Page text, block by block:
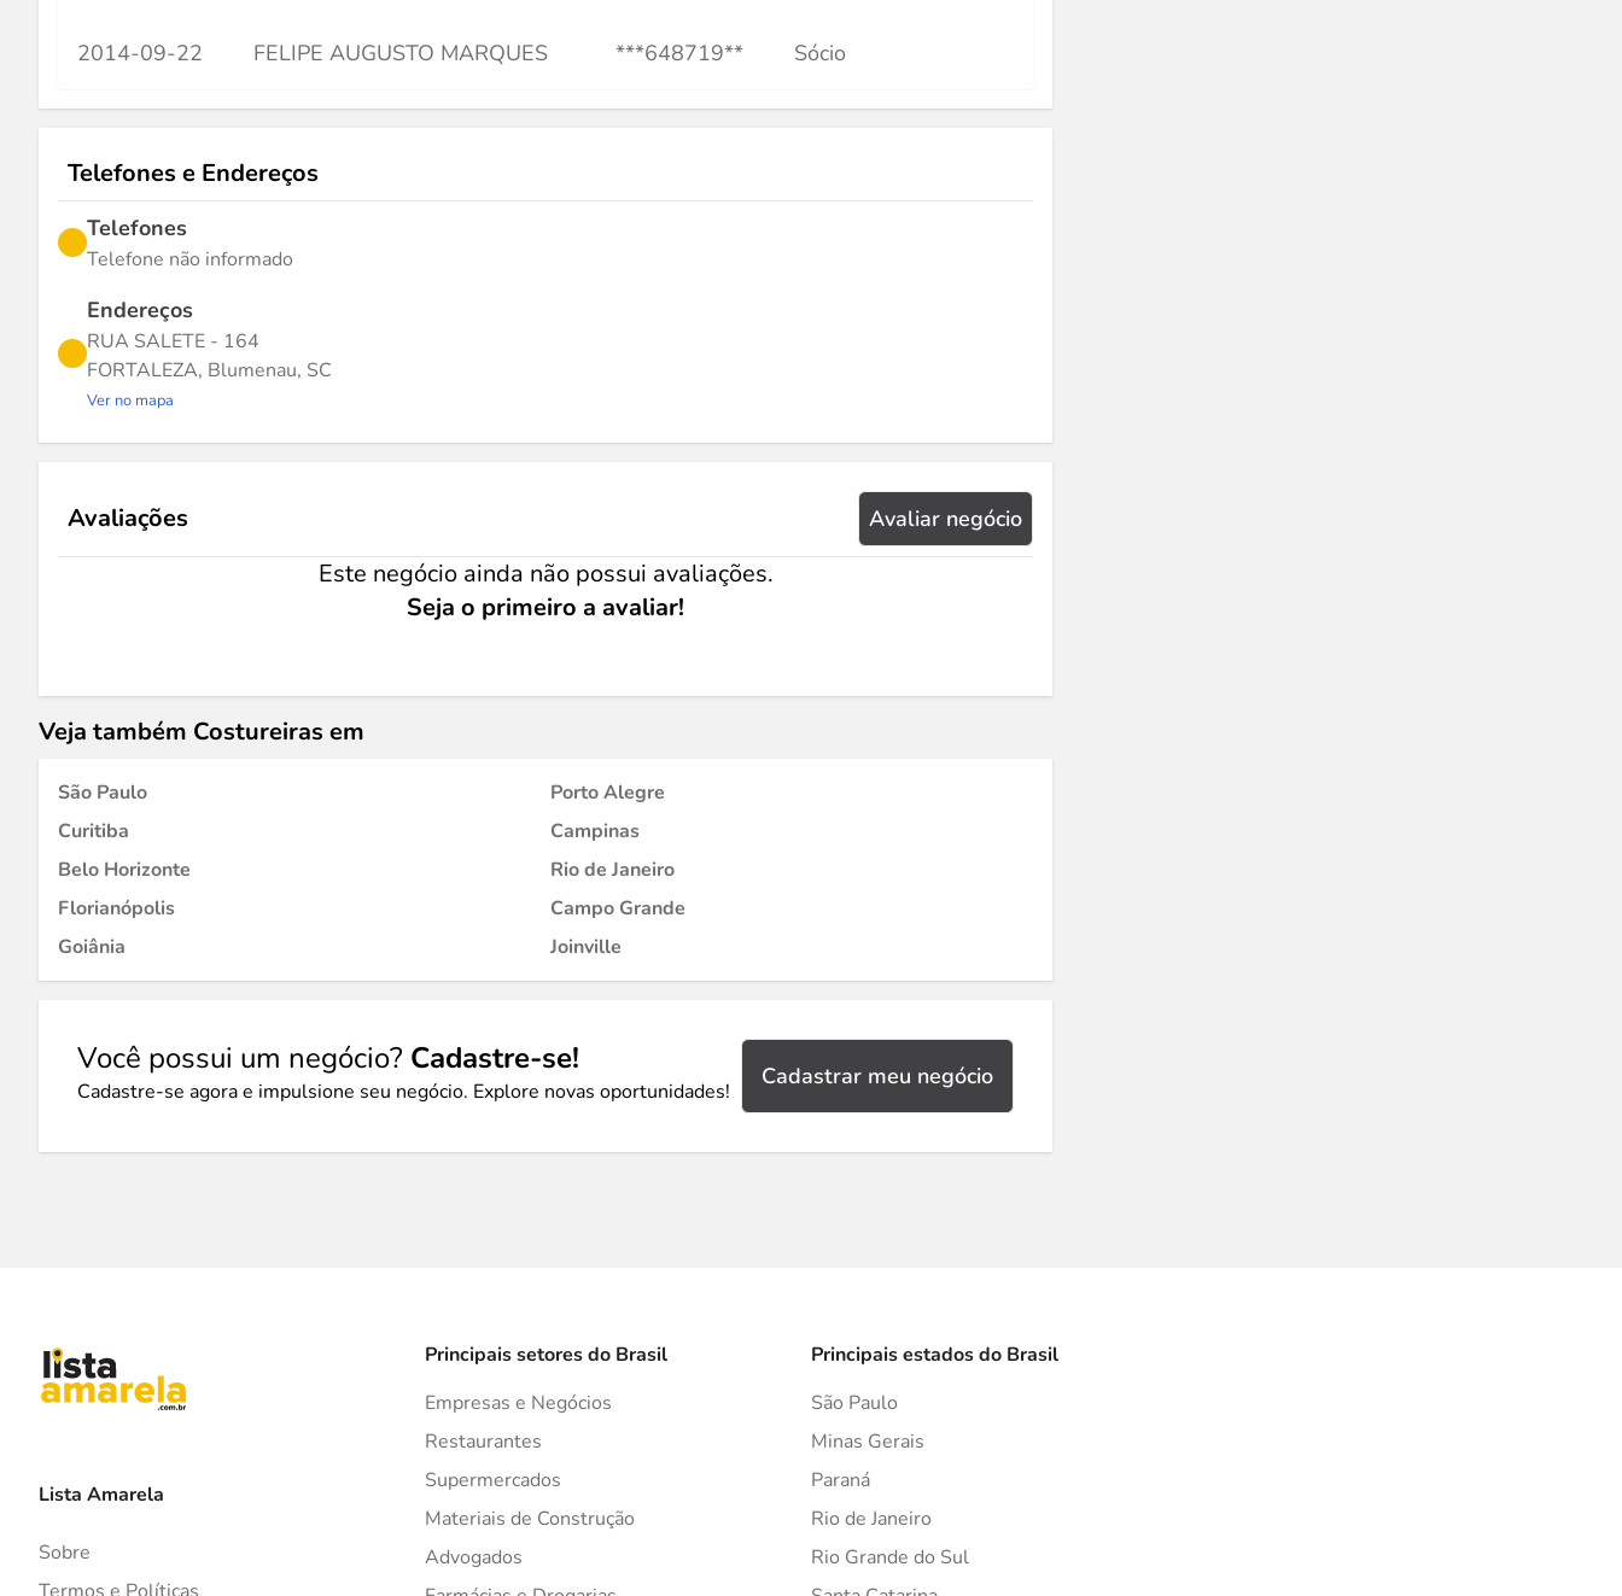
2014-09-22 FELIPE AUGUSTO MARQUES ***648719** Sócio
Telefones e Endereços
Telefones
Telefone não informado
Endereços
RUA SALETE - 164
FORTALEZA, Blumenau, SC
Ver no mapa
Avaliações Avaliar negócio
Este negócio ainda não possui avaliações.
Seja o primeiro a avaliar!
Veja também Costureiras em
São Paulo
Porto Alegre
Curitiba
Campinas
Belo Horizonte
Rio de Janeiro
Florianópolis
Campo Grande
Goiânia
Joinville
Você possui um negócio? Cadastre-se!
Cadastre-se agora e impulsione seu negócio. Explore novas oportunidades!
Cadastrar meu negócio
Lista Amarela
Sobre
Principais setores do Brasil
Empresas e Negócios
Restaurantes
Supermercados
Materiais de Construção
Advogados
Principais estados do Brasil
São Paulo
Minas Gerais
Paraná
Rio de Janeiro
Rio Grande do Sul